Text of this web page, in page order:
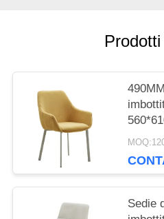
PRIVACY
POLICY
colori
Sedie